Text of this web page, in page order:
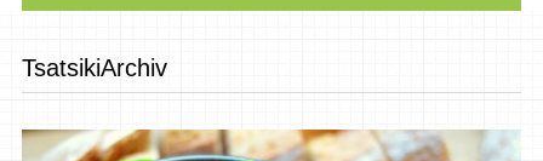
TsatsikiArchiv